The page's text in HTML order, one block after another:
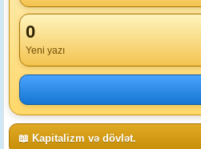
0
Yeni yazı
📖 Kapitalizm və dövlət.